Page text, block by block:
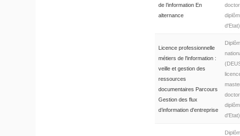
de l’information En
alternance
d'Etat)
Licence professionnelle
métiers de l'information :
veille et gestion des
ressources
documentaires Parcours
Gestion des flux
d’information d'entreprise
d'Etat)